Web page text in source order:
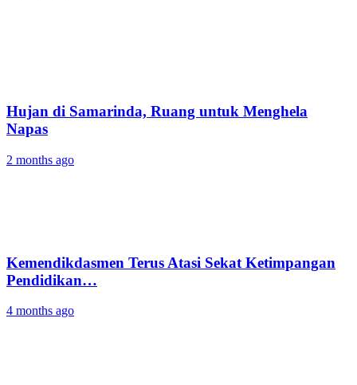
Hujan di Samarinda, Ruang untuk Menghela
Napas
2 months ago
Kemendikdasmen Terus Atasi Sekat Ketimpangan
Pendidikan…
4 months ago